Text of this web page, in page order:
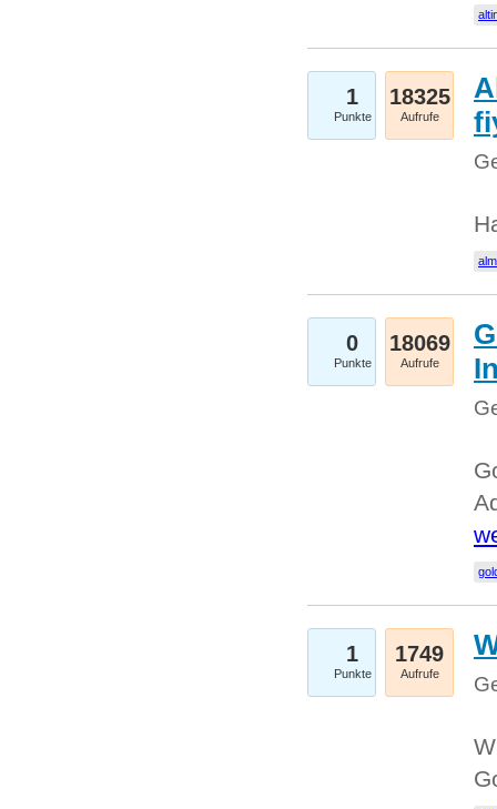
1
Punkte
18325
Aufrufe
0
Punkte
18069
Aufrufe
1
Punkte
1749
Aufrufe